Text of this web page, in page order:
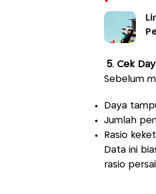
5. Cek
Sebelum
Daya
Jumlah
Rasio
Data ini
rasio